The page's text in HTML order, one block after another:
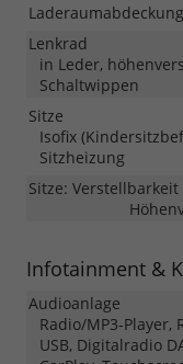
Laderaumabdeckung
Lenkrad
in Leder,
Schaltwippen
Sitze
Isofix
Sitzheizung
Sitze: Verstellbarkeit
Infotainment &
Audioanlage
Radio/MP3-Player,
USB, Digitalradio